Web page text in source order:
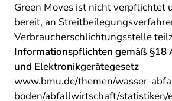
Green Moves ist nicht verpflichtet
bereit, an
Verbraucherschlichtungsstelle
Informationspflichten gemäß §18
und Elektronikgerätegesetz
www.bmu.de/themen/wasser-
boden/abfallwirtschaft/statistiken/